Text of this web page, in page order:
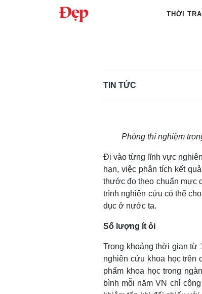
THỜI
TIN TỨC
Phòng thí nghiệm
Đi vào từng lĩnh vực
hạn, việc phân tích kết
thước đo theo chuẩn mực
trình nghiên cứu có thể
dục ở nước ta.
Số lượng ít ỏi
Trong khoảng thời gian từ
nghiên cứu khoa học trên
phẩm khoa học trong
bình mỗi năm VN chỉ